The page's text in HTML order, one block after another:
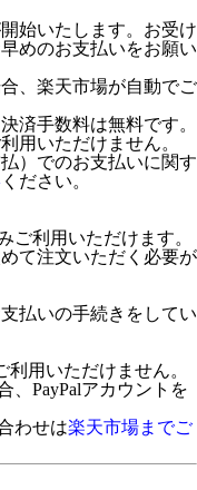
始いたします。お受け
めのお支払いをお願い
、楽天市場が自動でご
済手数料は無料です。
用いただけません。
）でのお支払いに関す
ください。
ご利用いただけます。
て注文いただく必要が
払いの手続きをしてい
用いただけません。
、PayPalアカウントを
わせは楽天市場までご